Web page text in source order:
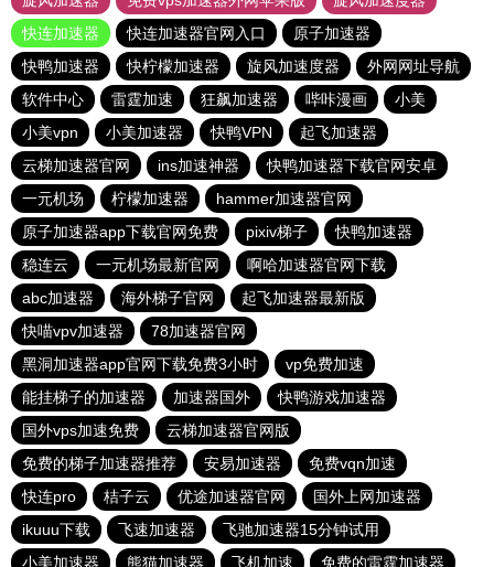
快连加速器
快连加速器官网入口
原子加速器
快鸭加速器
快柠檬加速器 旋风加速度器
外网网址导航
软件中心
雷霆加速 狂飙加速器 哔咔漫画
小美
小美vpn
小美加速器 快鸭VPN
起飞加速器
云梯加速器官网
ins加速神器
快鸭加速器下载官网安卓
一元机场
柠檬加速器
hammer加速器官网
原子加速器app下载官网免费
pixiv梯子
快鸭加速器
稳连云
一元机场最新官网
啊哈加速器官网下载
abc加速器
海外梯子官网
起飞加速器最新版
快喵vpv加速器
78加速器官网
黑洞加速器app官网下载免费3小时
vp免费加速
能挂梯子的加速器
加速器国外
快鸭游戏加速器
国外vps加速免费
云梯加速器官网版
免费的梯子加速器推荐
安易加速器
免费vqn加速
快连pro
桔子云 优途加速器官网
国外上网加速器
ikuuu下载
飞速加速器
飞驰加速器15分钟试用
小美加速器
熊猫加速器 飞机加速 免费的雷霆加速器